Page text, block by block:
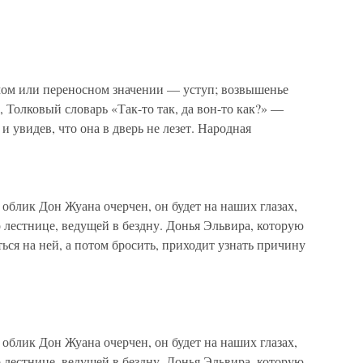
или переносном значении — уступ; возвышенье
словарь «Так-то так, да вон-то как?» —
что она в дверь не лезет. Народная
Дон Жуана очерчен, он будет на наших глазах,
лестнице, ведущей в бездну. Донья Эльвира, которую
на ней, а потом бросить, приходит узнать причину
Дон Жуана очерчен, он будет на наших глазах,